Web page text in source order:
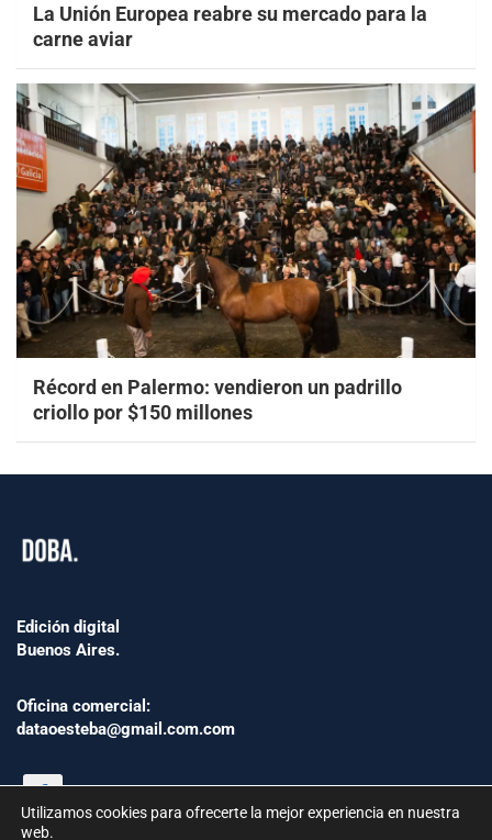
La Unión Europea reabre su mercado para la
carne aviar
Récord en Palermo: vendieron un padrillo
criollo por $150 millones
Edición digital
Buenos Aires.
Oficina comercial:
dataoesteba@gmail.com.com
Utilizamos cookies para ofrecerte la mejor experiencia en nuestra
web.